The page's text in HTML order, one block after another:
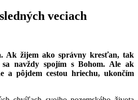
veciach
Ak žijem ako správny kresťan, tak
navždy spojím s Bohom. Ale ak
a pôjdem cestou hriechu, ukončím